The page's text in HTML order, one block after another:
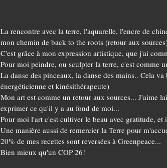
La rencontre avec la terre, l'aquarelle, l'encre de
mon chemin de back to the roots (retour aux
C'est grâce à mon expression artistique, que j'ai
Pour moi peindre, ou sculpter la terre, c'est comme
La danse des pinceaux, la danse des mains.. Cela
énergéticienne et kinésithérapeute)
Mon art est comme un retour aux sources... J'aime
exprimer ce qu'il y a au fond de moi...
Pour moi l'art c'est cultiver le beau avec gratitude, et
Une manière aussi de remercier la Terre pour
20% de mes recettes sont reversées à Greenpeace...
Bien mieux qu'un COP 26!